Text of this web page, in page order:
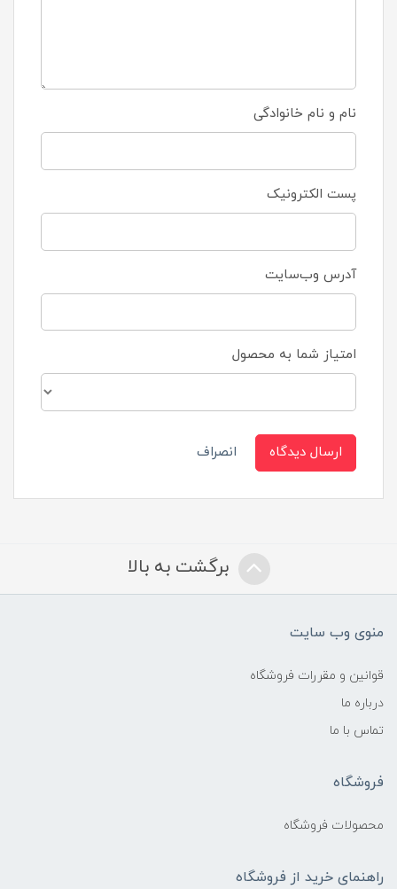
نام و نام خانوادگی
پست الکترونیک
آدرس وب‌سایت
امتیاز شما به محصول
ارسال دیدگاه انصراف
برگشت به بالا
منوی وب سایت
قوانین و مقررات فروشگاه
درباره ما
تماس با ما
فروشگاه
محصولات فروشگاه
راهنمای خرید از فروشگاه